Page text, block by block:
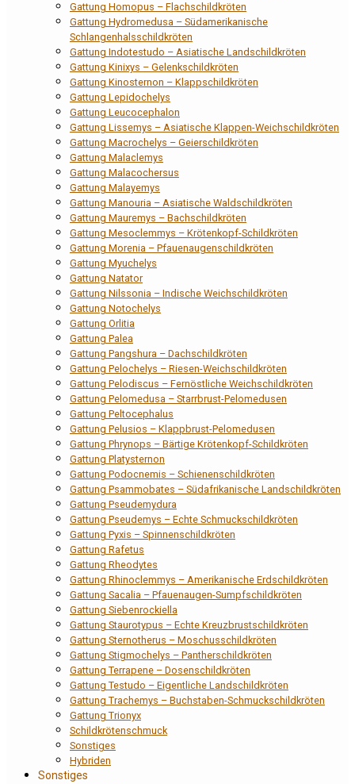
Gattung Homopus – Flachschildkröten
Gattung Hydromedusa – Südamerikanische
Schlangenhalsschildkröten
Gattung Indotestudo – Asiatische Landschildkröten
Gattung Kinixys – Gelenkschildkröten
Gattung Kinosternon – Klappschildkröten
Gattung Lepidochelys
Gattung Leucocephalon
Gattung Lissemys – Asiatische Klappen-Weichschildkröten
Gattung Macrochelys – Geierschildkröten
Gattung Malaclemys
Gattung Malacochersus
Gattung Malayemys
Gattung Manouria – Asiatische Waldschildkröten
Gattung Mauremys – Bachschildkröten
Gattung Mesoclemmys – Krötenkopf-Schildkröten
Gattung Morenia – Pfauenaugenschildkröten
Gattung Myuchelys
Gattung Natator
Gattung Nilssonia – Indische Weichschildkröten
Gattung Notochelys
Gattung Orlitia
Gattung Palea
Gattung Pangshura – Dachschildkröten
Gattung Pelochelys – Riesen-Weichschildkröten
Gattung Pelodiscus – Fernöstliche Weichschildkröten
Gattung Pelomedusa – Starrbrust-Pelomedusen
Gattung Peltocephalus
Gattung Pelusios – Klappbrust-Pelomedusen
Gattung Phrynops – Bärtige Krötenkopf-Schildkröten
Gattung Platysternon
Gattung Podocnemis – Schienenschildkröten
Gattung Psammobates – Südafrikanische Landschildkröten
Gattung Pseudemydura
Gattung Pseudemys – Echte Schmuckschildkröten
Gattung Pyxis – Spinnenschildkröten
Gattung Rafetus
Gattung Rheodytes
Gattung Rhinoclemmys – Amerikanische Erdschildkröten
Gattung Sacalia – Pfauenaugen-Sumpfschildkröten
Gattung Siebenrockiella
Gattung Staurotypus – Echte Kreuzbrustschildkröten
Gattung Sternotherus – Moschusschildkröten
Gattung Stigmochelys – Pantherschildkröten
Gattung Terrapene – Dosenschildkröten
Gattung Testudo – Eigentliche Landschildkröten
Gattung Trachemys – Buchstaben-Schmuckschildkröten
Gattung Trionyx
Schildkrötenschmuck
Sonstiges
Hybriden
Sonstiges